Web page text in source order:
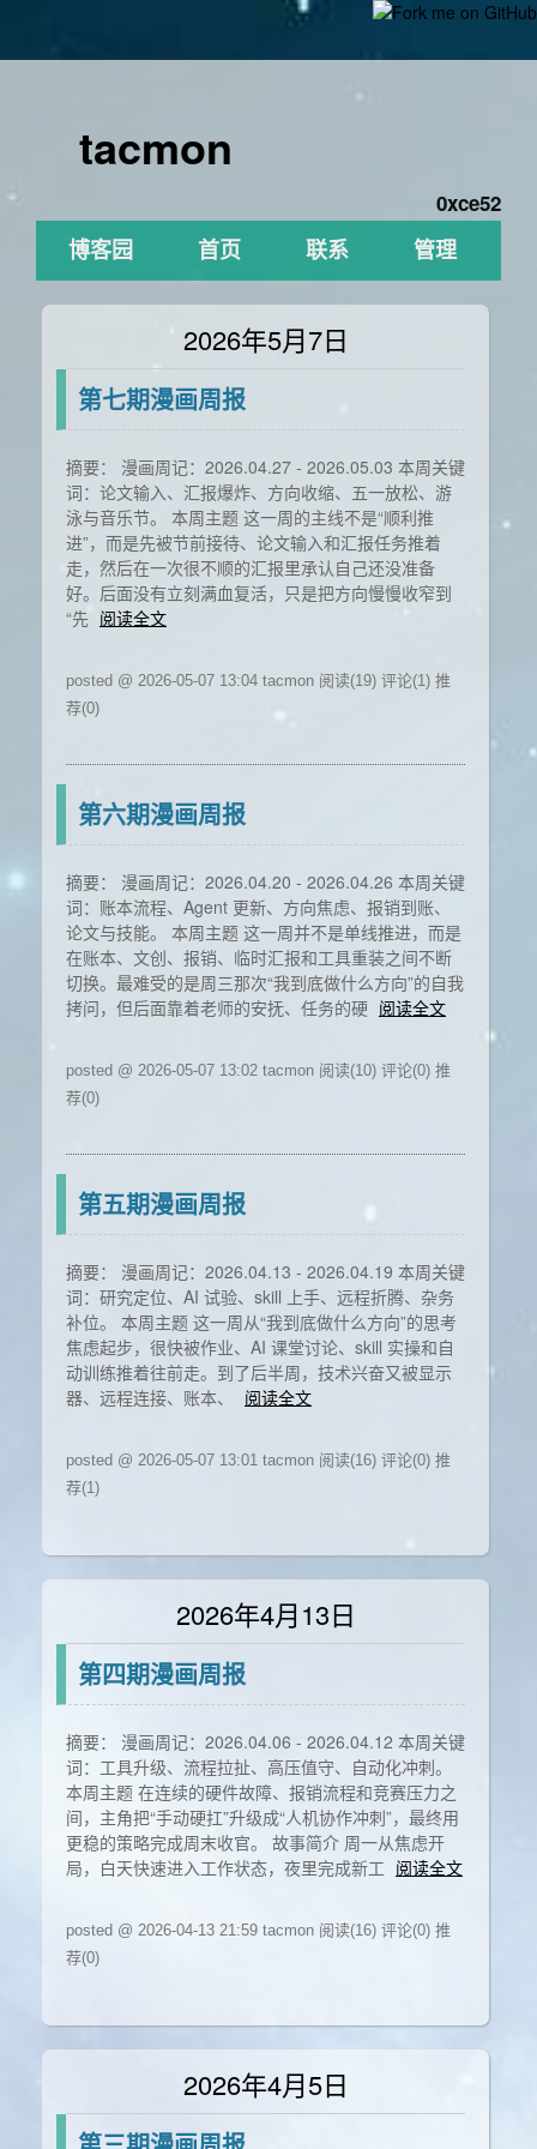
tacmon
0xce52
博客园 首页 联系 管理
2026年5月7日
第七期漫画周报
摘要： 漫画周记：2026.04.27 - 2026.05.03 本周关键
词：论文输入、汇报爆炸、方向收缩、五一放松、游
泳与音乐节。 本周主题 这一周的主线不是“顺利推
进”，而是先被节前接待、论文输入和汇报任务推着
走，然后在一次很不顺的汇报里承认自己还没准备
好。后面没有立刻满血复活，只是把方向慢慢收窄到
“先 阅读全文
posted @ 2026-05-07 13:04 tacmon 阅读(19) 评论(1) 推
荐(0)
第六期漫画周报
摘要： 漫画周记：2026.04.20 - 2026.04.26 本周关键
词：账本流程、Agent 更新、方向焦虑、报销到账、
论文与技能。 本周主题 这一周并不是单线推进，而是
在账本、文创、报销、临时汇报和工具重装之间不断
切换。最难受的是周三那次“我到底做什么方向”的自我
拷问，但后面靠着老师的安抚、任务的硬 阅读全文
posted @ 2026-05-07 13:02 tacmon 阅读(10) 评论(0) 推
荐(0)
第五期漫画周报
摘要： 漫画周记：2026.04.13 - 2026.04.19 本周关键
词：研究定位、AI 试验、skill 上手、远程折腾、杂务
补位。 本周主题 这一周从“我到底做什么方向”的思考
焦虑起步，很快被作业、AI 课堂讨论、skill 实操和自
动训练推着往前走。到了后半周，技术兴奋又被显示
器、远程连接、账本、
阅读全文
posted @ 2026-05-07 13:01 tacmon 阅读(16) 评论(0) 推
荐(1)
2026年4月13日
第四期漫画周报
摘要： 漫画周记：2026.04.06 - 2026.04.12 本周关键
词：工具升级、流程拉扯、高压值守、自动化冲刺。
本周主题 在连续的硬件故障、报销流程和竞赛压力之
间，主角把“手动硬扛”升级成“人机协作冲刺”，最终用
更稳的策略完成周末收官。 故事简介 周一从焦虑开
局，白天快速进入工作状态，夜里完成新工 阅读全文
posted @ 2026-04-13 21:59 tacmon 阅读(16) 评论(0) 推
荐(0)
2026年4月5日